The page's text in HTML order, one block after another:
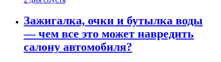
Зажигалка, очки и бутылка воды
— чем все это может навредить
салону автомобиля?